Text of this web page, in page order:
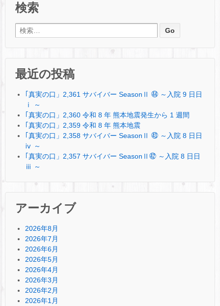
検索
検索:
最近の投稿
｢真実の口」2,361 サバイバー SeasonⅡ ㊹ ～入院 9 日日
ⅰ ～
｢真実の口」2,360 令和 8 年 熊本地震発生から 1 週間
｢真実の口」2,359 令和 8 年 熊本地震
｢真実の口」2,358 サバイバー SeasonⅡ ㊸ ～入院 8 日日
ⅳ ～
｢真実の口」2,357 サバイバー SeasonⅡ㊷ ～入院 8 日日
ⅲ ～
アーカイブ
2026年8月
2026年7月
2026年6月
2026年5月
2026年4月
2026年3月
2026年2月
2026年1月